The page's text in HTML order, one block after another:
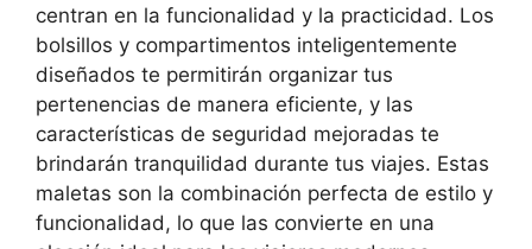
centran en la funcionalidad y la practicidad. Los
bolsillos y compartimentos inteligentemente
diseñados te permitirán organizar tus
pertenencias de manera eficiente, y las
características de seguridad mejoradas te
brindarán tranquilidad durante tus viajes. Estas
maletas son la combinación perfecta de estilo y
funcionalidad, lo que las convierte en una